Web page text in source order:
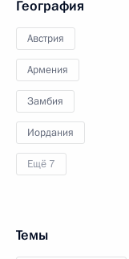
География
Австрия
Армения
Замбия
Иордания
Ещё 7
Темы